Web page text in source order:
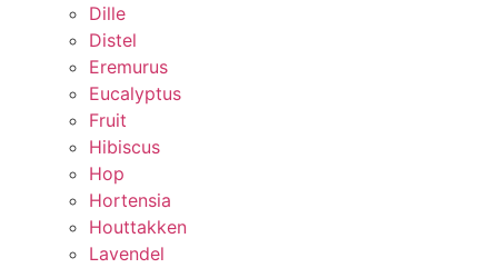
Dille
Distel
Eremurus
Eucalyptus
Fruit
Hibiscus
Hop
Hortensia
Houttakken
Lavendel